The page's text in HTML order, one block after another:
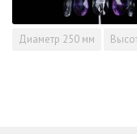
Диаметр 250 мм